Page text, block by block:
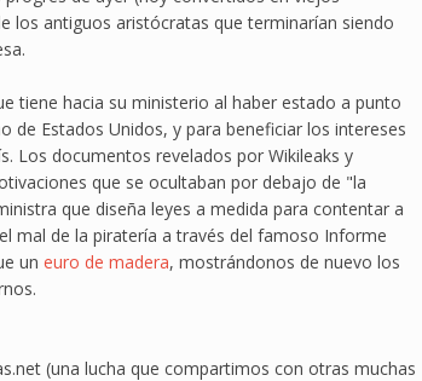
los antiguos aristócratas que terminarían siendo
tiene hacia su ministerio al haber estado a punto
de Estados Unidos, y para beneficiar los intereses
Los documentos revelados por Wikileaks y
que se ocultaban por debajo de "la
que diseña leyes a medida para contentar a
mal de la piratería a través del famoso Informe
un euro de madera, mostrándonos de nuevo los
(una lucha que compartimos con otras muchas